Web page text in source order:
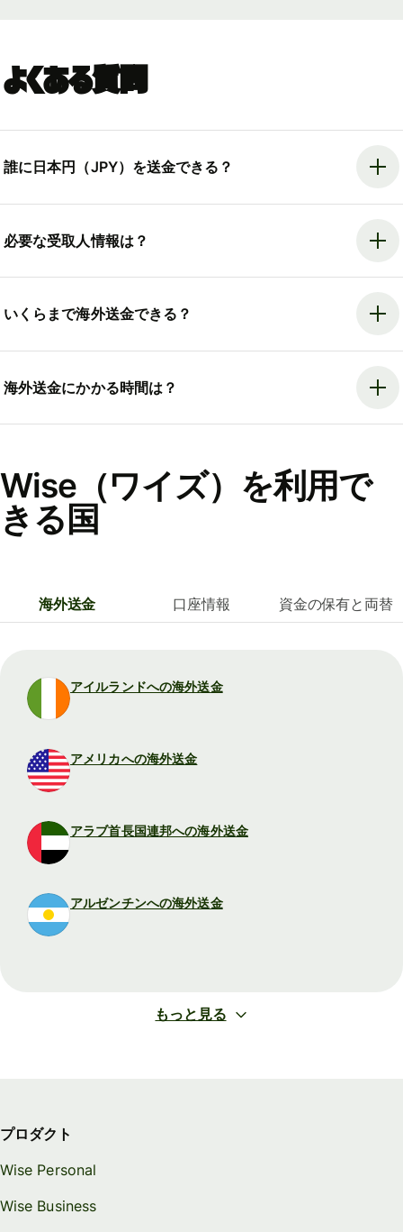
よくある質問
誰に日本円（JPY）を送金できる？
必要な受取人情報は？
いくらまで海外送金できる？
海外送金にかかる時間は？
Wise（ワイズ）を利用で
きる国
海外送金 口座情報 資金の保有と両替
アイルランドへの海外送金
アメリカへの海外送金
アラブ首長国連邦への海外送金
アルゼンチンへの海外送金
もっと見る
プロダクト
Wise Personal
Wise Business